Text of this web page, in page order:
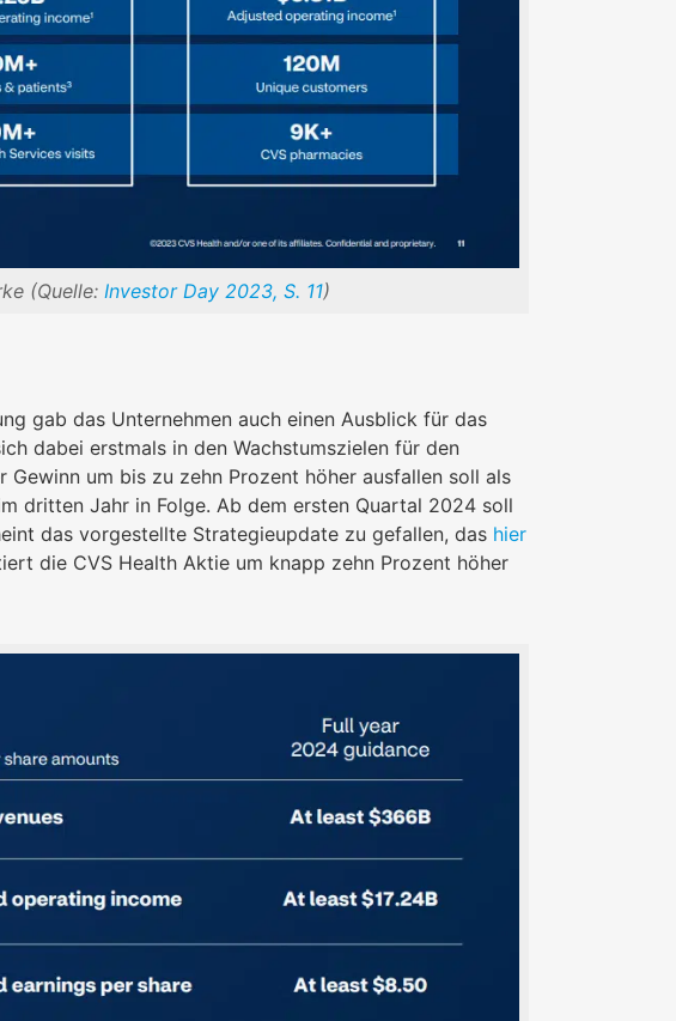
(Quelle: Investor Day 2023, S. 11)
gab das Unternehmen auch einen Ausblick für das
dabei erstmals in den Wachstumszielen für den
um bis zu zehn Prozent höher ausfallen soll als
dritten Jahr in Folge. Ab dem ersten Quartal 2024 soll
das vorgestellte Strategieupdate zu gefallen, das hier
die CVS Health Aktie um knapp zehn Prozent höher